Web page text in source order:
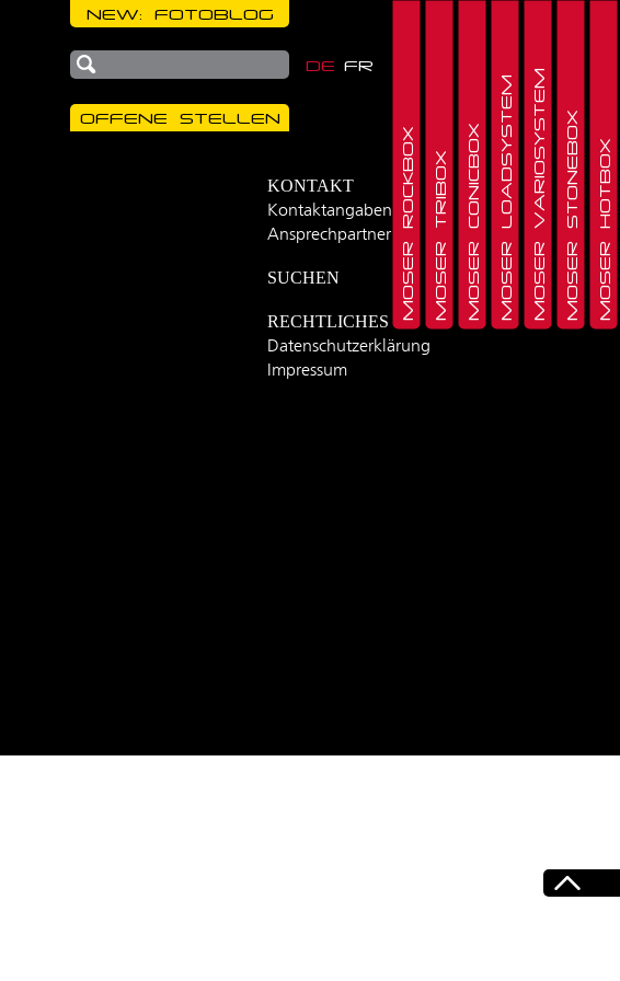
DE FR
NEW: FOTOBLOG
OFFENE STELLEN
MOSER ROCKBOXMOSER TRIBOXMOSER CONICBOXMOSER LOADSYSTEMMOSER VARIOSYSTEMMOSER STONEBOXMOSER HOTBOX
KONTAKT
Kontaktangaben
Ansprechpartner
SUCHEN
RECHTLICHES
Datenschutzerklärung
Impressum